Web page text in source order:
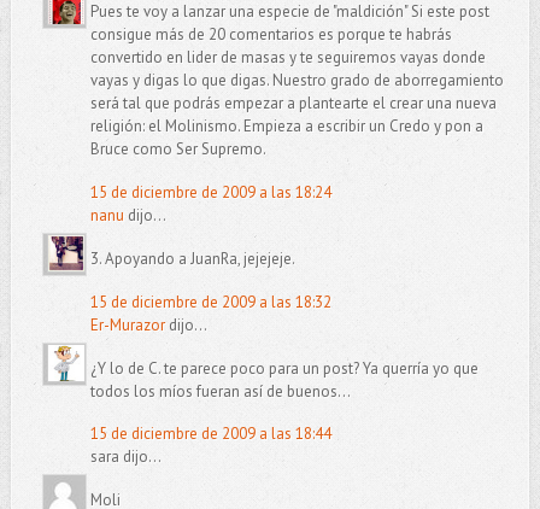
Pues te voy a lanzar una especie de "maldición" Si este post
consigue más de 20 comentarios es porque te habrás
convertido en lider de masas y te seguiremos vayas donde
vayas y digas lo que digas. Nuestro grado de aborregamiento
será tal que podrás empezar a plantearte el crear una nueva
religión: el Molinismo. Empieza a escribir un Credo y pon a
Bruce como Ser Supremo.
15 de diciembre de 2009 a las 18:24
nanu dijo...
3. Apoyando a JuanRa, jejejeje.
15 de diciembre de 2009 a las 18:32
Er-Murazordijo...
¿Y lo de C. te parece poco para un post? Ya querría yo que
todos los míos fueran así de buenos...
15 de diciembre de 2009 a las 18:44
sara dijo...
Moli